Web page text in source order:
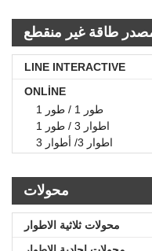
LINE INTERACTIVE
ONLİNE
طور 1 / طور 1
اطوار 3 / طور 1
اطوار 3/ أطوار 3
محولات
محولات ثلاثية الاطوار